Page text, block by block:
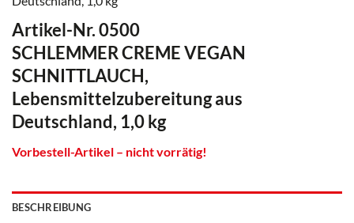
Artikel-Nr. 0500
SCHLEMMER CREME VEGAN
SCHNITTLAUCH,
Lebensmittelzubereitung aus
Deutschland, 1,0 kg
Vorbestell-Artikel – nicht vorrätig!
BESCHREIBUNG